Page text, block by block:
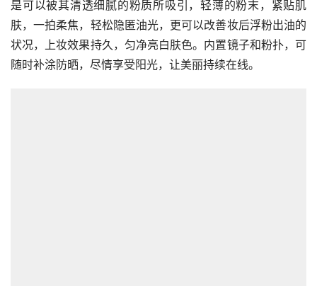
是可以被其清透细腻的粉质所吸引，轻薄的粉末，紧贴肌
肤，一拍柔焦，轻松隐匿油光，更可以改善妆后浮粉出油的
状况，上妆效果持久，匀净亮白肤色。内置镜子和粉扑，可
随时补涂防晒，尽情享受阳光，让美丽持续在线。